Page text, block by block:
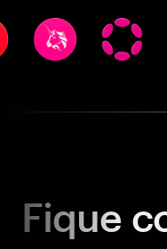
Fique